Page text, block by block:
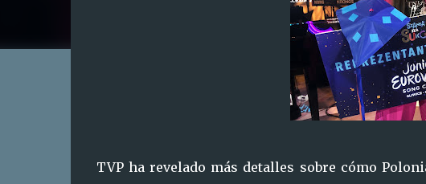
TVP ha revelado más detalles sobre cómo